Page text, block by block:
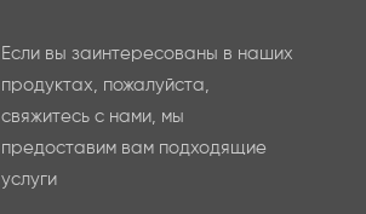
Если вы заинтересованы в наших
продуктах, пожалуйста,
свяжитесь с нами, мы
предоставим вам подходящие
услуги